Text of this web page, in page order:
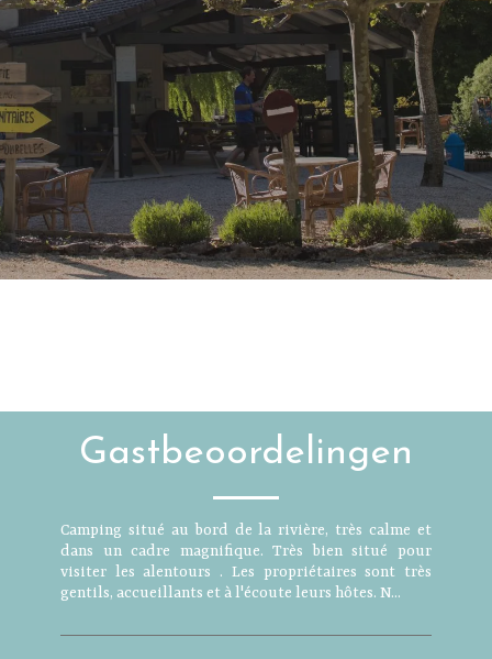
Gastbeoordelingen
Camping situé au bord de la rivière, très calme et
dans un cadre magnifique. Très bien situé pour
visiter les alentours . Les propriétaires sont très
gentils, accueillants et à l'écoute leurs hôtes. N...